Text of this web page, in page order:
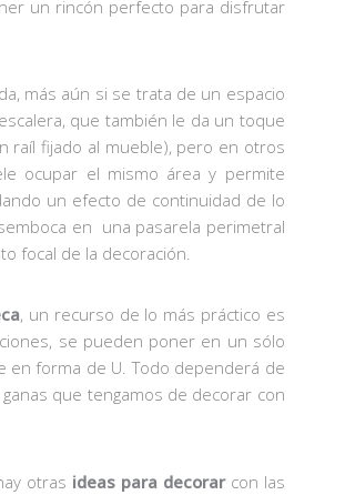
un rincón perfecto para disfrutar
más aún si se trata de un espacio
que también le da un toque
raíl fijado al mueble), pero en otros
ocupar el mismo área y permite
un efecto de continuidad de lo
en una pasarela perimetral
focal de la decoración.
, un recurso de lo más práctico es
se pueden poner en un sólo
forma de U. Todo dependerá de
que tengamos de decorar con
otras ideas para decorar con las